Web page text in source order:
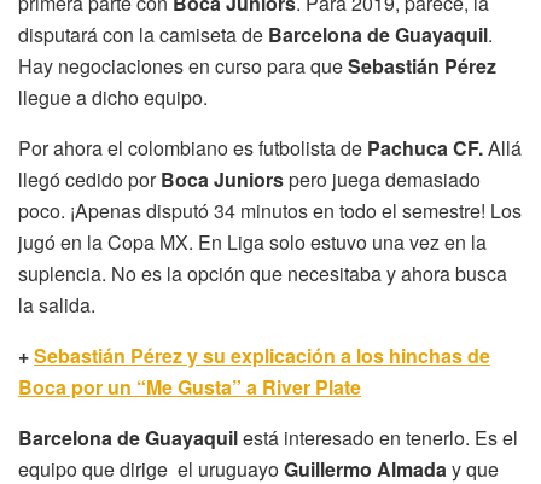
disputará con la camiseta de Barcelona de Guayaquil.
Hay negociaciones en curso para queSebastián Pérez
llegue a dicho equipo.
Por ahora el colombiano es futbolista de Pachuca CF.Allá
llegó cedido porBoca Juniorspero juega demasiado
poco. ¡Apenas disputó 34 minutos en todo el semestre! Los
jugó en la Copa MX. En Liga solo estuvo una vez en la
suplencia. No es la opción que necesitaba y ahora busca
la salida.
+Sebastián Pérez y su explicación a los hinchas de
Boca por un “Me Gusta” a River Plate
Barcelona de Guayaquilestá interesado en tenerlo. Es el
equipo que dirige el uruguayoGuillermo Almada y que